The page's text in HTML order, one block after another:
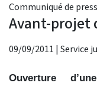
Communiqué de
Avant-projet
09/09/2011 | Service
Ouverture